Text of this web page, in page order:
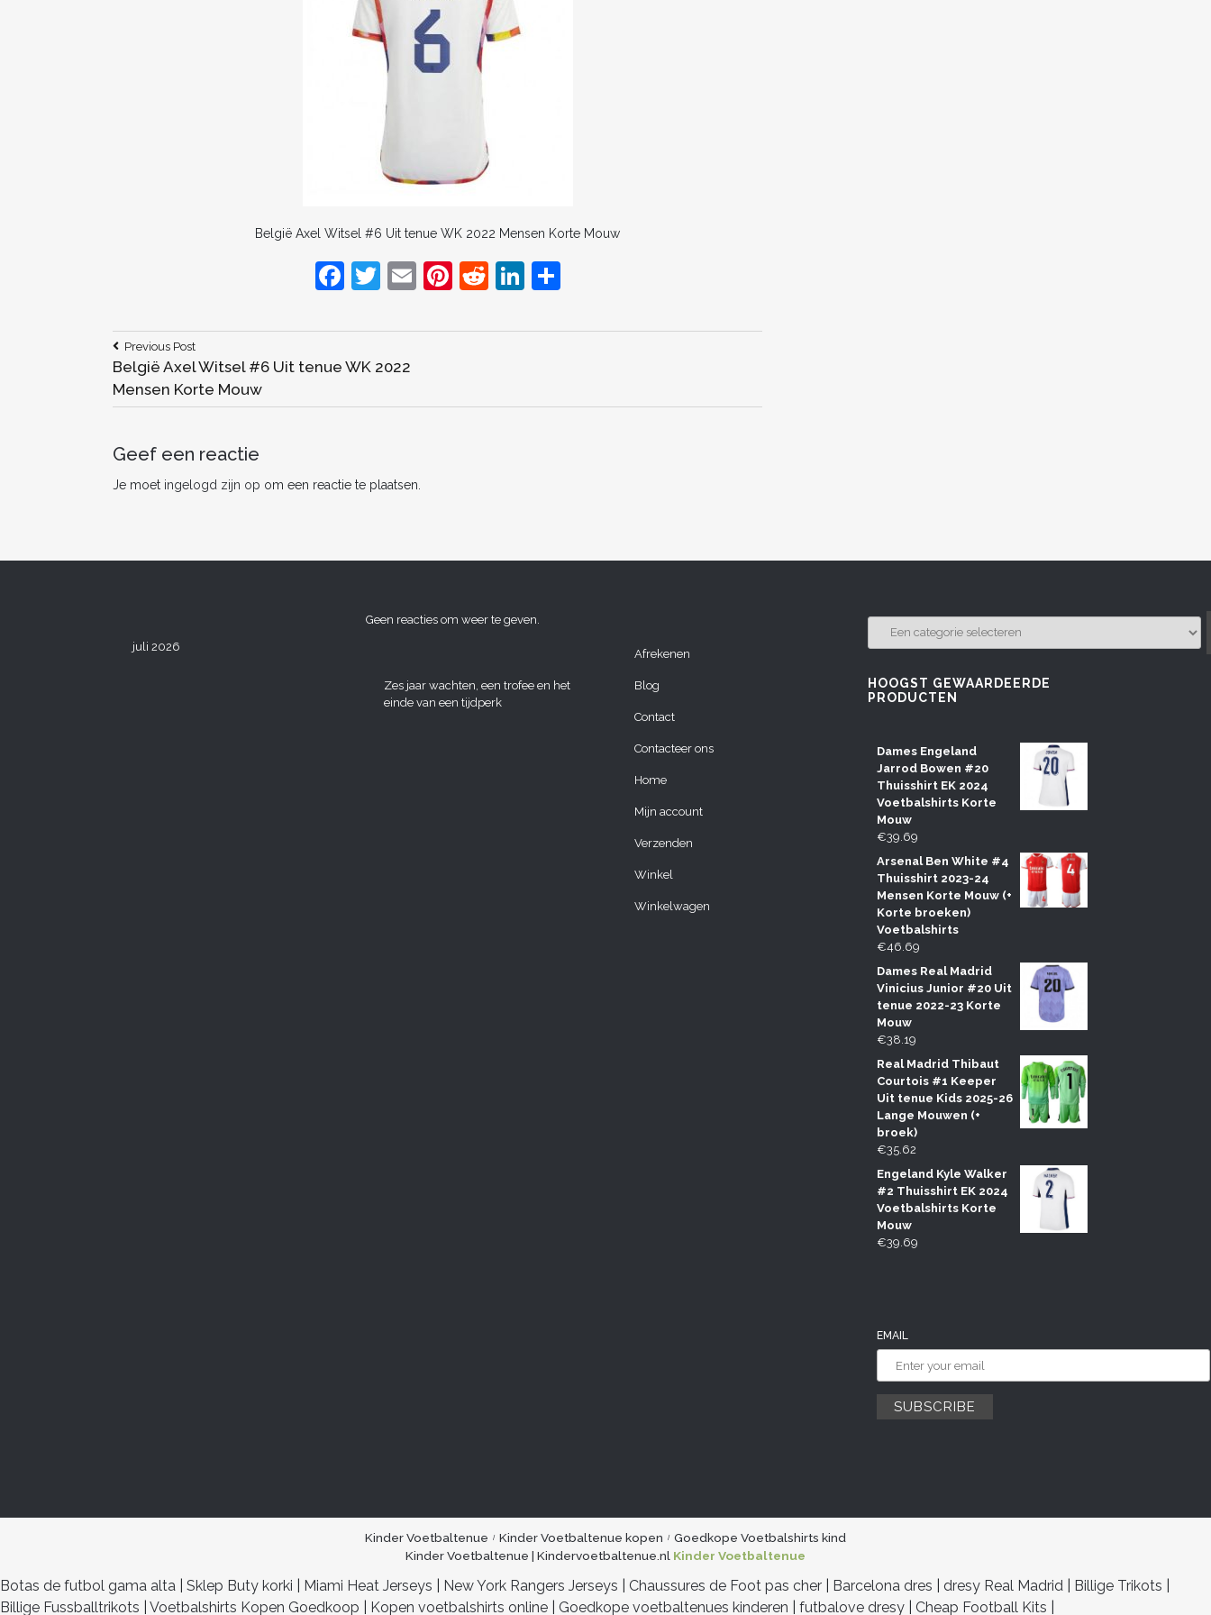
België Axel Witsel #6 Uit tenue WK 2022 Mensen Korte Mouw
F
c
e
k
T
itt
er
E
ai
Pi
er
R
d
Li
k e
Bericht
navigatie
Previous PostPrevious
Post:
België Axel Witsel #6 Uit tenue WK 2022
Mensen Korte Mouw
Geef een reactie
Je moet ingelogd zijn op om een reactie te plaatsen.
juli 2026
Geen reacties om weer te geven.
Zes jaar wachten, een trofee en het
einde van een tijdperk
Afrekenen
Blog
Contact
Contacteer ons
Home
Mijn account
Verzenden
Winkel
Winkelwagen
EEN
CATEGORIE
SELECTEREN
HOOGST GEWAARDEERDE
PRODUCTEN
Dames Engeland
Jarrod Bowen #20
Thuisshirt EK 2024
Voetbalshirts Korte
Mouw
€39.69
Arsenal Ben White #4
Thuisshirt 2023-24
Mensen Korte Mouw (+
Korte broeken)
Voetbalshirts
€46.69
Dames Real Madrid
Vinicius Junior #20 Uit
tenue 2022-23 Korte
Mouw
€38.19
Real Madrid Thibaut
Courtois #1 Keeper
Uit tenue Kids 2025-26
Lange Mouwen (+
broek)
€35.62
Engeland Kyle Walker
#2 Thuisshirt EK 2024
Voetbalshirts Korte
Mouw
€39.69
EMAIL
Kinder Voetbaltenue Kinder Voetbaltenue kopen
Goedkope Voetbalshirts kind
Kinder Voetbaltenue | Kindervoetbaltenue.nl Kinder Voetbaltenue
Botas de futbol gama alta Sklep Buty korki Miami Heat Jerseys New York Rangers Jerseys Chaussures de Foot pas cher Barcelona dres dresy Real Madrid Billige Trikots
Billige Fussballtrikots
Voetbalshirts Kopen Goedkoop Kopen voetbalshirts online Goedkope voetbaltenues kinderen futbalove dresy Cheap Football Kits